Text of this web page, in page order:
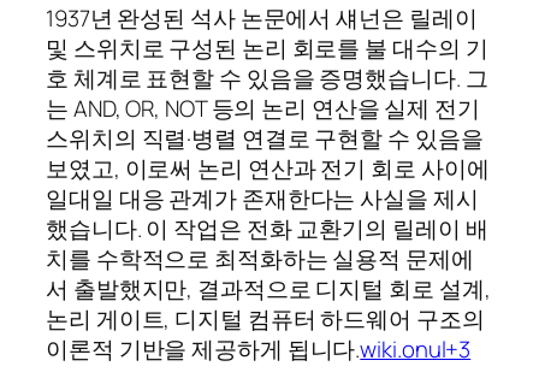
1937년 완성된 석사 논문에서 섀넌은 릴레이
및 스위치로 구성된 논리 회로를 불 대수의 기
호 체계로 표현할 수 있음을 증명했습니다. 그
는 AND, OR, NOT 등의 논리 연산을 실제 전기
스위치의 직렬·병렬 연결로 구현할 수 있음을
보였고, 이로써 논리 연산과 전기 회로 사이에
일대일 대응 관계가 존재한다는 사실을 제시
했습니다. 이 작업은 전화 교환기의 릴레이 배
치를 수학적으로 최적화하는 실용적 문제에
서 출발했지만, 결과적으로 디지털 회로 설계,
논리 게이트, 디지털 컴퓨터 하드웨어 구조의
이론적 기반을 제공하게 됩니다.wiki.onul+3